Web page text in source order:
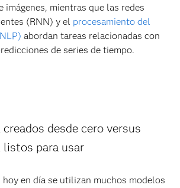
imágenes, mientras que las redes
(RNN) y el procesamiento del
abordan tareas relacionadas con
de series de tiempo.
desde cero versus
listos para usar
hoy en día se utilizan muchos modelos